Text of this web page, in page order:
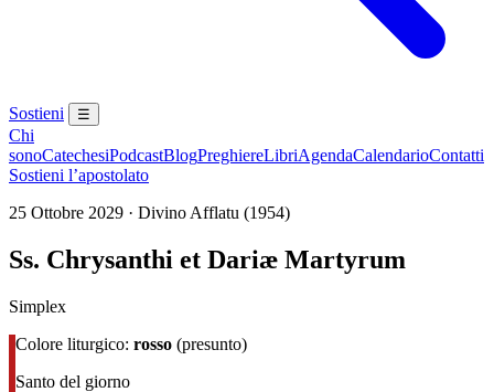
Sostieni ☰
Chi
sonoCatechesiPodcastBlogPreghiereLibriAgendaCalendarioContatti
Sostieni l’apostolato
25 Ottobre 2029 · Divino Afflatu (1954)
Ss. Chrysanthi et Dariæ Martyrum
Simplex
Colore liturgico: rosso (presunto)
Santo del giorno